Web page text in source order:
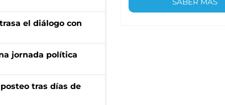
el diálogo con
jornada política
tras días de